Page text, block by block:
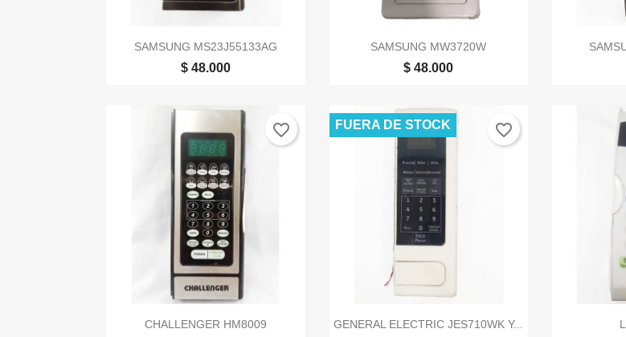
Vista rápida
SAMSUNG MS23J55133AG
$ 48.000
Vista rápida
SAMSUNG MW3720W
$ 48.000

 Vista rápida
CHALLENGER HM8009
favorite_border
 Vista rápida
GENERAL ELECTRIC JES710WK Y...
FUERA DE STOCK favorite_border
